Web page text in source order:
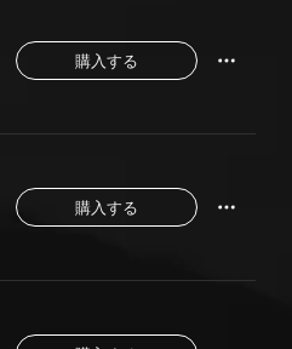
購入する
購入する